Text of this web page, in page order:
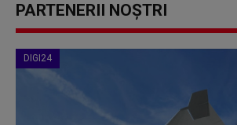
PARTENERII NOȘTRI
DIGI24